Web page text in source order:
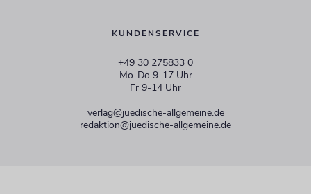
KUNDENSERVICE
+49 30 275833 0
Mo-Do 9-17 Uhr
Fr 9-14 Uhr
verlag@juedische-allgemeine.de
redaktion@juedische-allgemeine.de